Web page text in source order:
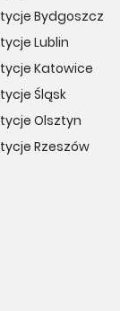
Bydgoszcz
Lublin
Katowice
Śląsk
Olsztyn
Rzeszów